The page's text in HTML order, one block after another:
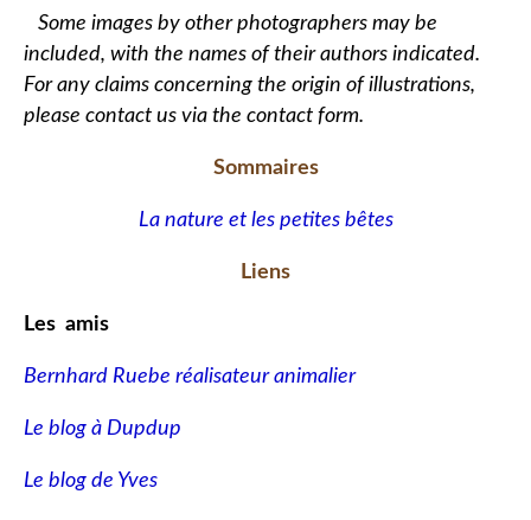
Some images by other photographers may be
included, with the names of their authors indicated.
For any claims concerning the origin of illustrations,
please contact us via the contact form.
Sommaires
La nature et les petites bêtes
Liens
Les amis
Bernhard Ruebe réalisateur animalier
Le blog à Dupdup
Le blog de Yves